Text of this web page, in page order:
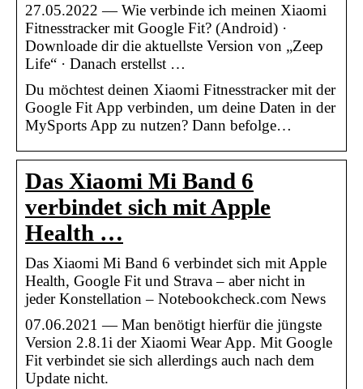
27.05.2022 — Wie verbinde ich meinen Xiaomi
Fitnesstracker mit Google Fit? (Android) ·
Downloade dir die aktuellste Version von „Zeep
Life“ · Danach erstellst …
Du möchtest deinen Xiaomi Fitnesstracker mit der
Google Fit App verbinden, um deine Daten in der
MySports App zu nutzen? Dann befolge…
Das Xiaomi Mi Band 6
verbindet sich mit Apple
Health …
Das Xiaomi Mi Band 6 verbindet sich mit Apple
Health, Google Fit und Strava – aber nicht in
jeder Konstellation – Notebookcheck.com News
07.06.2021 — Man benötigt hierfür die jüngste
Version 2.8.1i der Xiaomi Wear App. Mit Google
Fit verbindet sie sich allerdings auch nach dem
Update nicht.